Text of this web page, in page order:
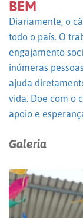
BEM
Diariamente, o
todo o país. O
engajamento
inúmeras
ajuda
vida. Doe com o
apoio e
Galeria